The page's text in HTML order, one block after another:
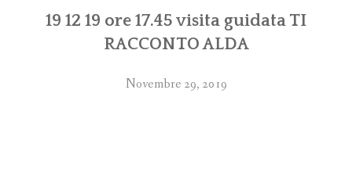
19 12 19 ore 17.45 visita guidata TI
RACCONTO ALDA
Novembre 29, 2019